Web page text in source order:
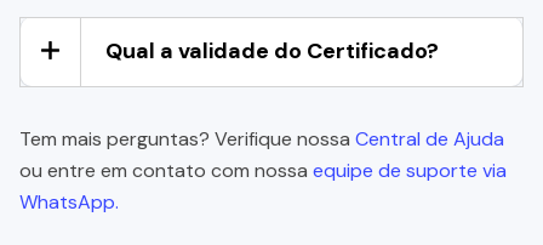
Qual a validade do Certificado?
Tem mais perguntas? Verifique nossa Central de Ajuda
ou entre em contato com nossa equipe de suporte via
WhatsApp.